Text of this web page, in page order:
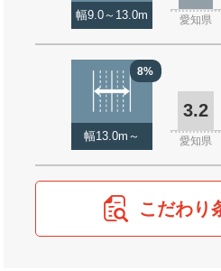
幅9.0～13.0m 愛知県
8%
幅13.0m～
3.2
愛知県
こだわり